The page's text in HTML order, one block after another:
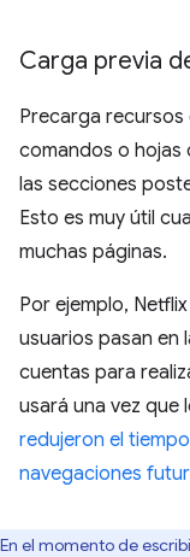
Carga previa
Precarga
comandos o hojas
las secciones
Esto es muy útil
muchas páginas.
Por ejemplo,
usuarios pasan en
cuentas para
usará una vez que
redujeron el
navegaciones
En el momento de